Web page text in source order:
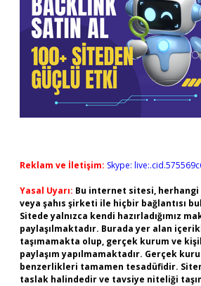
Reklam ve İletişim: Skype:
Yasal Uyarı: Bu internet sitesi,
veya şahıs şirketi ile hiçbir bağlantısı
Sitede yalnızca kendi hazırladığımız
paylaşılmaktadır. Burada yer alan
taşımamakta olup, gerçek kurum ve
paylaşım yapılmamaktadır. Gerçek
benzerlikleri tamamen tesadüfidir.
taslak halindedir ve tavsiye niteliği